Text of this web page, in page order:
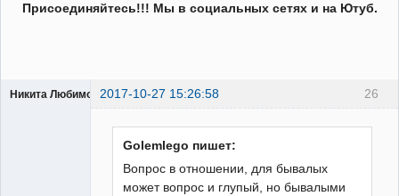
Присоединяйтесь!!! Мы в социальных сетях и на Ютуб.
26
Никита Любимов 2017-10-27 15:26:58
Golemlego пишет:
Вопрос в отношении, для бывалых
может вопрос и глупый, но бывалыми